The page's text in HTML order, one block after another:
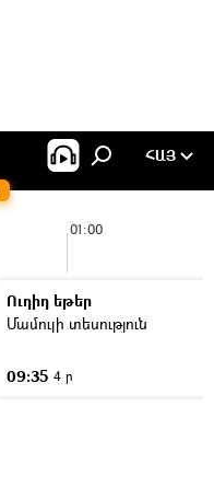
ՀԱՅ
01:00
Ուղիղ եթեր
Մամուլի տեսություն
09:35 4 ր